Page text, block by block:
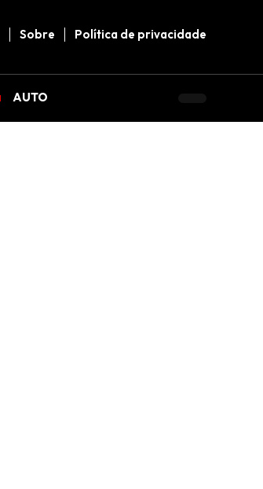
Sobre Política de privacidade
AUTO